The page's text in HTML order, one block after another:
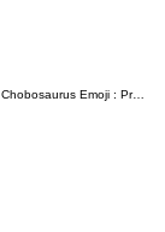
Chobosaurus Emoji : Profession